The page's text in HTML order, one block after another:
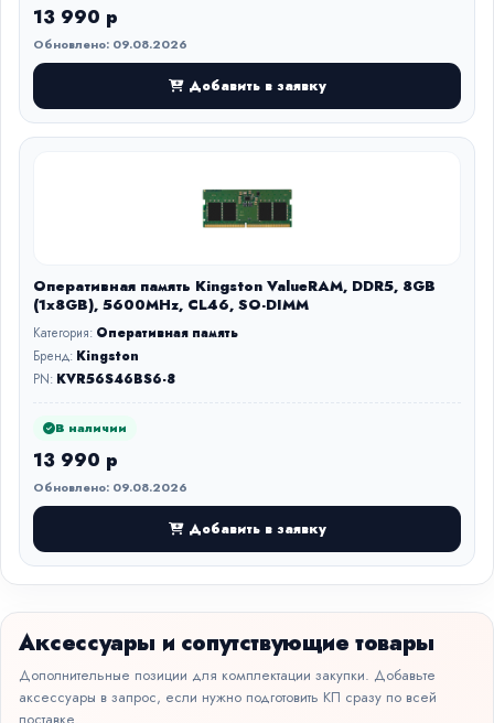
13 990 р
Обновлено: 09.08.2026
Добавить в заявку
Оперативная память Kingston ValueRAM, DDR5, 8GB
(1x8GB), 5600MHz, CL46, SO-DIMM
Категория: Оперативная память
Бренд: Kingston
PN: KVR56S46BS6-8
В наличии
13 990 р
Обновлено: 09.08.2026
Добавить в заявку
Аксессуары и сопутствующие товары
Дополнительные позиции для комплектации закупки. Добавьте
аксессуары в запрос, если нужно подготовить КП сразу по всей